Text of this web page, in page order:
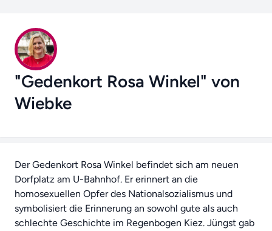
"Gedenkort Rosa Winkel" von
Wiebke
Der Gedenkort Rosa Winkel befindet sich am neuen
Dorfplatz am U-Bahnhof. Er erinnert an die
homosexuellen Opfer des Nationalsozialismus und
symbolisiert die Erinnerung an sowohl gute als auch
schlechte Geschichte im Regenbogen Kiez. Jüngst gab